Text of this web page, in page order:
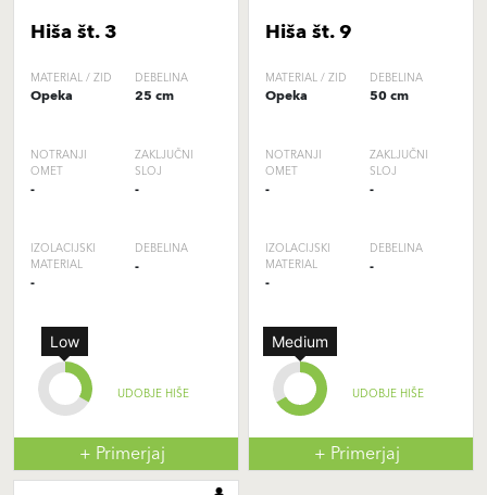
Hiša št. 3
MATERIAL / ZID
Opeka
DEBELINA
25 cm
NOTRANJI
OMET
-
ZAKLJUČNI
SLOJ
-
IZOLACIJSKI
MATERIAL
-
DEBELINA
-
UDOBJE HIŠE
+ Primerjaj
Hiša št. 9
MATERIAL / ZID
Opeka
DEBELINA
50 cm
NOTRANJI
OMET
-
ZAKLJUČNI
SLOJ
-
IZOLACIJSKI
MATERIAL
-
DEBELINA
-
UDOBJE HIŠE
+ Primerjaj
Low Medium